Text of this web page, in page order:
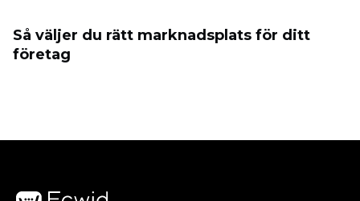
Så väljer du rätt marknadsplats för ditt
företag